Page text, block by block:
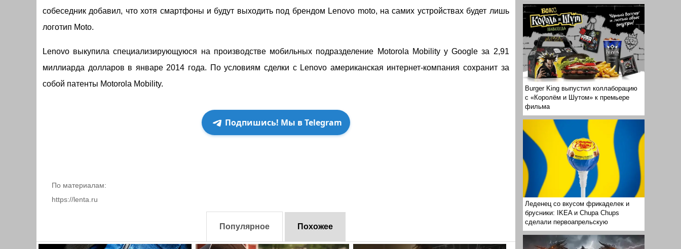
Burger King выпустил коллаборацию
с «Королём и Шутом» к премьере
фильма
Леденец со вкусом фрикаделек и
брусники: IKEA и Chupa Chups
сделали первоапрельскую
собеседник добавил, что хотя смартфоны и будут выходить под брендом Lenovo moto, на самих устройствах будет лишь
логотип Moto.
Lenovo выкупила специализирующуюся на производстве мобильных подразделение Motorola Mobility у Google за 2,91
миллиарда долларов в январе 2014 года. По условиям сделки с Lenovo американская интернет-компания сохранит за
собой патенты Motorola Mobility.
Подпишись! Мы в Telegram
По материалам:
https://lenta.ru
Популярное Похожее